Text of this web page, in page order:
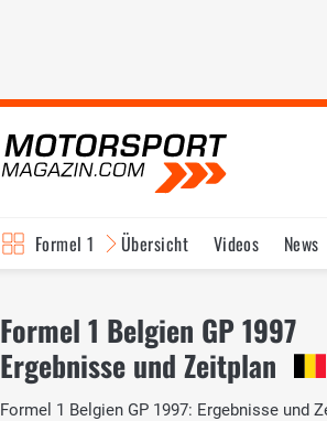
Formel 1 Übersicht Videos News
Formel 1 Belgien GP 1997
Ergebnisse und Zeitplan
Formel 1 Belgien GP 1997: Ergebnisse und